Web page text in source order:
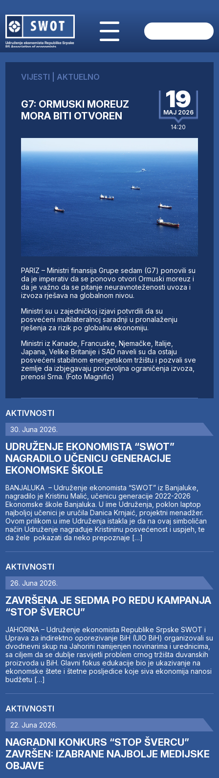
O NAMA
ANALIZE
KOMPANIJE
AKTIVNOSTI
AKTIVNOSTI
30. Juna 2026.
UDRUŽENJE EKONOMISTA “SWOT”
NAGRADILO UČENICU GENERACIJE
EKONOMSKE ŠKOLE
BANJALUKA – Udruženje ekonomista “SWOT” iz Banjaluke,
nagradilo je Kristinu Malić, učenicu generacije 2022-2026
Ekonomske škole Banjaluka. U ime Udruženja, poklon laptop
najboljoj učenici je uručila Danica Krnjaić, projektni menadžer.
Ovom prilikom u ime Udruženja istakla je da na ovaj simboličan
način Udruženje nagrađuje Kristininu posvećenost i uspjeh, te
da žele pokazati da neko prepoznaje […]
AKTIVNOSTI
26. Juna 2026.
ZAVRŠENA JE SEDMA PO REDU KAMPANJA
“STOP ŠVERCU”
JAHORINA – Udruženje ekonomista Republike Srpske SWOT i
Uprava za indirektno oporezivanje BiH (UIO BiH) organizovali su
dvodnevni skup na Jahorini namijenjen novinarima i urednicima,
sa ciljem da se dublje rasvijetli problem crnog tržišta duvanskih
proizvoda u BiH. Glavni fokus edukacije bio je ukazivanje na
ekonomske štete i štetne posljedice koje siva ekonomija nanosi
budžetu […]
AKTIVNOSTI
22. Juna 2026.
NAGRADNI KONKURS “STOP ŠVERCU”
ZAVRŠEN: IZABRANE NAJBOLJE MEDIJSKE
OBJAVE
VIJESTI AKTUELNO
G7: ORMUSKI MOREUZ
MORA BITI OTVOREN
19
MAJ 2026
14:20
PARIZ – Ministri finansija Grupe sedam (G7) ponovili su
da je imperativ da se ponovo otvori Ormuski moreuz i
da je važno da se pitanje neuravnoteženosti uvoza i
izvoza rješava na globalnom nivou.
Ministri su u zajedničkoj izjavi potvrdili da su
posvećeni multilateralnoj saradnji u pronalaženju
rješenja za rizik po globalnu ekonomiju.
Ministri iz Kanade, Francuske, Njemačke, Italije,
Japana, Velike Britanije i SAD naveli su da ostaju
posvećeni stabilnom energetskom tržištu i pozvali sve
zemlje da izbjegavaju proizvoljna ograničenja izvoza,
prenosi Srna. (Foto Magnific)